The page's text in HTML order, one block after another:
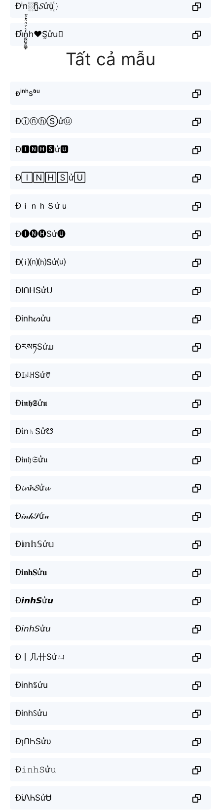
Đⁱn░h̺͆𝓢ửu꙰
Đi͒n̼͖̺̠̰͇̙̓͛ͮͩͦ̎ͦ̑ͅh♥S̰̃ửu⃟
Tất cả mẫu
ᴆⁱⁿʰsᵘ̛̉ᵘ
ĐⓘⓝⓗⓈửⓤ
Đ🅸🅽🅷🆂ử🆄
Đ🄸🄽🄷🅂ử🅄
ĐｉｎｈＳửｕ
Đ🅘🅝🅗Sử🅤
Đ⒤⒩⒣Sử⒰
ĐIᑎᕼSửᑌ
Đinhᔕửu
ĐརསཏSửມ
ĐꀤꈤꃅSửꀎ
Đ𝖎𝖓𝖍𝕾ử𝖚
Đίn♄Sử☋
Đ𝔦𝔫𝔥𝔖ử𝔲
Đ𝓲𝓷𝓱𝓢ử𝓾
Đ𝒾𝓃𝒽𝒮ử𝓊
Đ𝕚𝕟𝕙𝕊ử𝕦
Đ𝐢𝐧𝐡𝐒ử𝐮
Đ𝙞𝙣𝙝𝙎ử𝙪
Đ𝘪𝘯𝘩𝘚ử𝘶
Đ丨几卄Sửㄩ
Đinhꌚửu
Đinhꇙửu
ĐɿՈҺSửυ
Đ𝚒𝚗𝚑𝚂ử𝚞
ĐiᏁᏂSửᏌ